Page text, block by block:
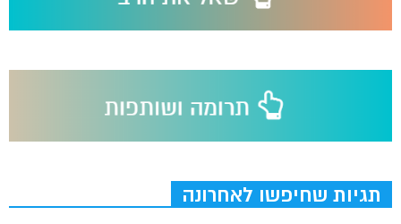
תגיות שחיפשו לאחרונה